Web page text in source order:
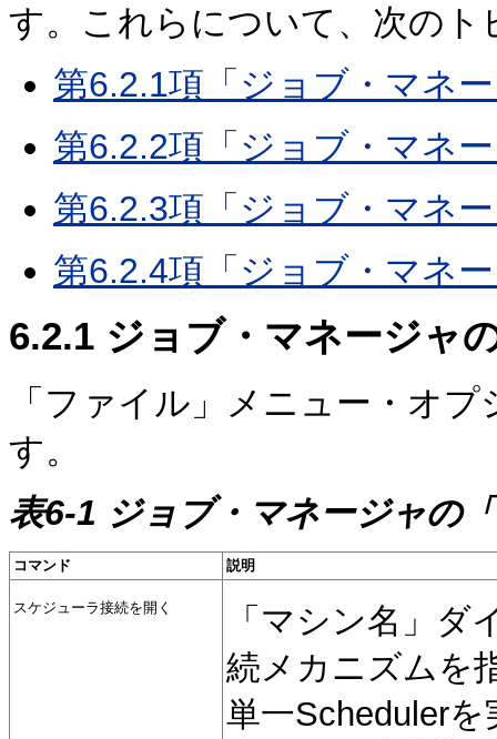
す。これらについて、次のト
第6.2.1項「ジョブ・マネ
第6.2.2項「ジョブ・マネ
第6.2.3項「ジョブ・マネ
第6.2.4項「ジョブ・マネ
6.2.1 ジョブ・マネージャ
「ファイル」メニュー・オ
す。
表6-1 ジョブ・マネージャの
コマンド 説明
スケジューラ接続を開く
「マシン名」
続メカニズムを
単一Scheduler